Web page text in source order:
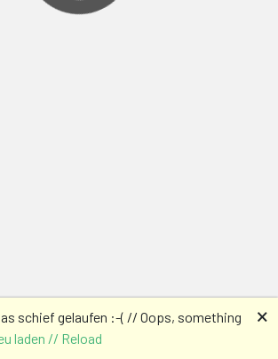
schief gelaufen :-( // Oops, something
laden // Reload
🗙